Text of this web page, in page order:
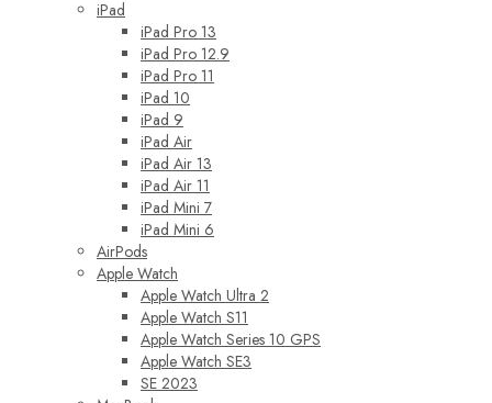
iPad
iPad Pro 13
iPad Pro 12.9
iPad Pro 11
iPad 10
iPad 9
iPad Air
iPad Air 13
iPad Air 11
iPad Mini 7
iPad Mini 6
AirPods
Apple Watch
Apple Watch Ultra 2
Apple Watch S11
Apple Watch Series 10 GPS
Apple Watch SE3
SE 2023